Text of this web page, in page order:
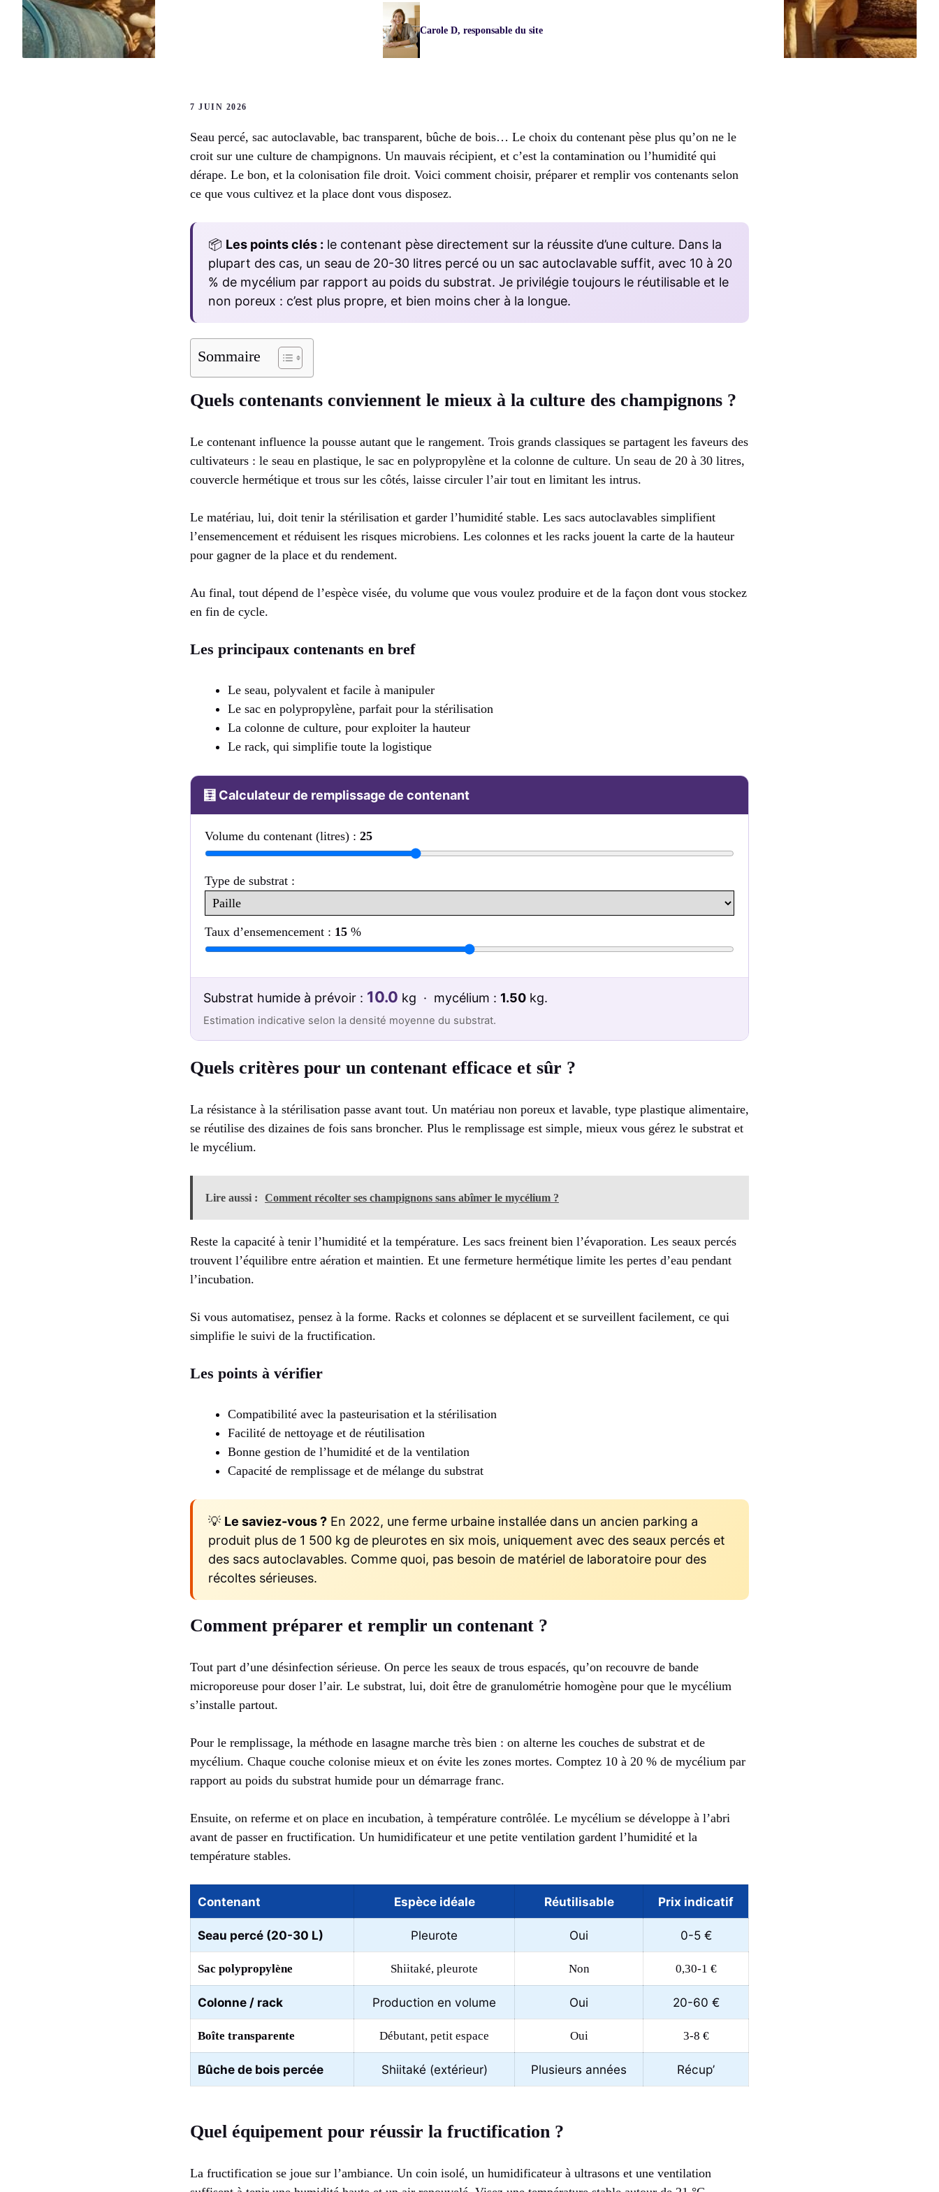
Carole D, responsable du site
7 JUIN 2026
Seau percé, sac autoclavable, bac transparent, bûche de bois… Le choix du contenant pèse plus qu’on ne le
croit sur une culture de champignons. Un mauvais récipient, et c’est la contamination ou l’humidité qui
dérape. Le bon, et la colonisation file droit. Voici comment choisir, préparer et remplir vos contenants selon
ce que vous cultivez et la place dont vous disposez.
📦 Les points clés : le contenant pèse directement sur la réussite d’une culture. Dans la
plupart des cas, un seau de 20-30 litres percé ou un sac autoclavable suffit, avec 10 à 20
% de mycélium par rapport au poids du substrat. Je privilégie toujours le réutilisable et le
non poreux : c’est plus propre, et bien moins cher à la longue.
Sommaire
Quels contenants conviennent le mieux à la culture des champignons ?
Le contenant influence la pousse autant que le rangement. Trois grands classiques se partagent les faveurs des
cultivateurs : le seau en plastique, le sac en polypropylène et la colonne de culture. Un seau de 20 à 30 litres,
couvercle hermétique et trous sur les côtés, laisse circuler l’air tout en limitant les intrus.
Le matériau, lui, doit tenir la stérilisation et garder l’humidité stable. Les sacs autoclavables simplifient
l’ensemencement et réduisent les risques microbiens. Les colonnes et les racks jouent la carte de la hauteur
pour gagner de la place et du rendement.
Au final, tout dépend de l’espèce visée, du volume que vous voulez produire et de la façon dont vous stockez
en fin de cycle.
Les principaux contenants en bref
Le seau, polyvalent et facile à manipuler
Le sac en polypropylène, parfait pour la stérilisation
La colonne de culture, pour exploiter la hauteur
Le rack, qui simplifie toute la logistique
🧮 Calculateur de remplissage de contenant
Volume du contenant (litres) : 25
Type de substrat :
Taux d’ensemencement : 15 %
Substrat humide à prévoir : 10.0 kg · mycélium : 1.50 kg.
Estimation indicative selon la densité moyenne du substrat.
Quels critères pour un contenant efficace et sûr ?
La résistance à la stérilisation passe avant tout. Un matériau non poreux et lavable, type plastique alimentaire,
se réutilise des dizaines de fois sans broncher. Plus le remplissage est simple, mieux vous gérez le substrat et
le mycélium.
Lire aussi : Comment récolter ses champignons sans abîmer le mycélium ?
Reste la capacité à tenir l’humidité et la température. Les sacs freinent bien l’évaporation. Les seaux percés
trouvent l’équilibre entre aération et maintien. Et une fermeture hermétique limite les pertes d’eau pendant
l’incubation.
Si vous automatisez, pensez à la forme. Racks et colonnes se déplacent et se surveillent facilement, ce qui
simplifie le suivi de la fructification.
Les points à vérifier
Compatibilité avec la pasteurisation et la stérilisation
Facilité de nettoyage et de réutilisation
Bonne gestion de l’humidité et de la ventilation
Capacité de remplissage et de mélange du substrat
💡 Le saviez-vous ? En 2022, une ferme urbaine installée dans un ancien parking a
produit plus de 1 500 kg de pleurotes en six mois, uniquement avec des seaux percés et
des sacs autoclavables. Comme quoi, pas besoin de matériel de laboratoire pour des
récoltes sérieuses.
Comment préparer et remplir un contenant ?
Tout part d’une désinfection sérieuse. On perce les seaux de trous espacés, qu’on recouvre de bande
microporeuse pour doser l’air. Le substrat, lui, doit être de granulométrie homogène pour que le mycélium
s’installe partout.
Pour le remplissage, la méthode en lasagne marche très bien : on alterne les couches de substrat et de
mycélium. Chaque couche colonise mieux et on évite les zones mortes. Comptez 10 à 20 % de mycélium par
rapport au poids du substrat humide pour un démarrage franc.
Ensuite, on referme et on place en incubation, à température contrôlée. Le mycélium se développe à l’abri
avant de passer en fructification. Un humidificateur et une petite ventilation gardent l’humidité et la
température stables.
Contenant Espèce idéale Réutilisable Prix indicatif
Seau percé (20-30 L) Pleurote Oui 0-5 €
Sac polypropylène Shiitaké, pleurote Non 0,30-1 €
Colonne / rack Production en volume Oui 20-60 €
Boîte transparente Débutant, petit espace Oui 3-8 €
Bûche de bois percée Shiitaké (extérieur) Plusieurs années Récup’
Quel équipement pour réussir la fructification ?
La fructification se joue sur l’ambiance. Un coin isolé, un humidificateur à ultrasons et une ventilation